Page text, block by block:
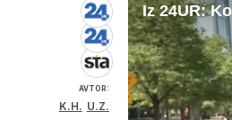
AVTOR:
K.H. U.Z.
Iz 24UR: